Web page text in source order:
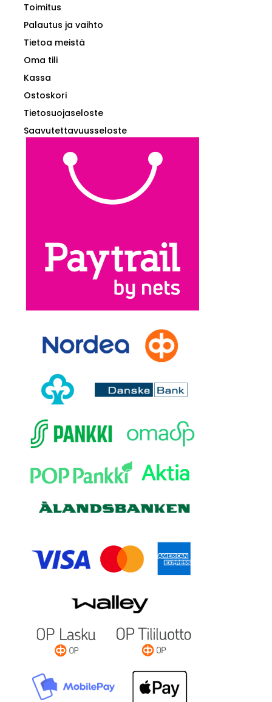
Toimitus
Palautus ja vaihto
Tietoa meistä
Oma tili
Kassa
Ostoskori
Tietosuojaseloste
Saavutettavuusseloste